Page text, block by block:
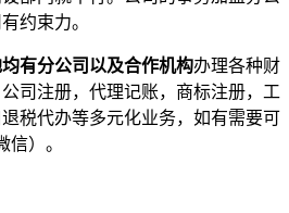
约束力。
有分公司以及合作机构办理各种财
司注册，代理记账，商标注册，工
税代办等多元化业务，如有需要可
信）。